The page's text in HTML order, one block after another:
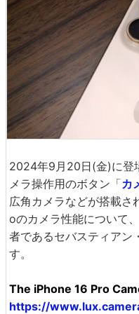
2024年9月20日(金)に登
メラ操作用のボタン「カ
広角カメラなどが搭載
oのカメラ性能について
者であるセバスティアン
す。
The iPhone 16 Pro
https://